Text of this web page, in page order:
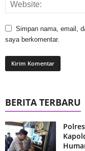
Simpan nama, email,
saya berkomentar.
BERITA TERBARU